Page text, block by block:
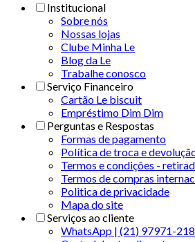
Institucional
Sobre nós
Nossas lojas
Clube Minha Le
Blog da Le
Trabalhe conosco
Serviço Financeiro
Cartão Le biscuit
Empréstimo Dim Dim
Perguntas e Respostas
Formas de pagamento
Política de troca e
Termos e condições -
Termos de compras
Politica de privacidade
Mapa do site
Serviços ao cliente
WhatsApp | (21) 97971-